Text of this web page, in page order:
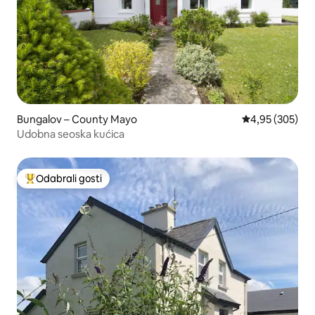
Bungalov – County Mayo Prosječna
4,95 (305)
Udobna seoska kućica
Među najviše rangiranima s oznakom „Odabrali gosti”
Odabrali gosti